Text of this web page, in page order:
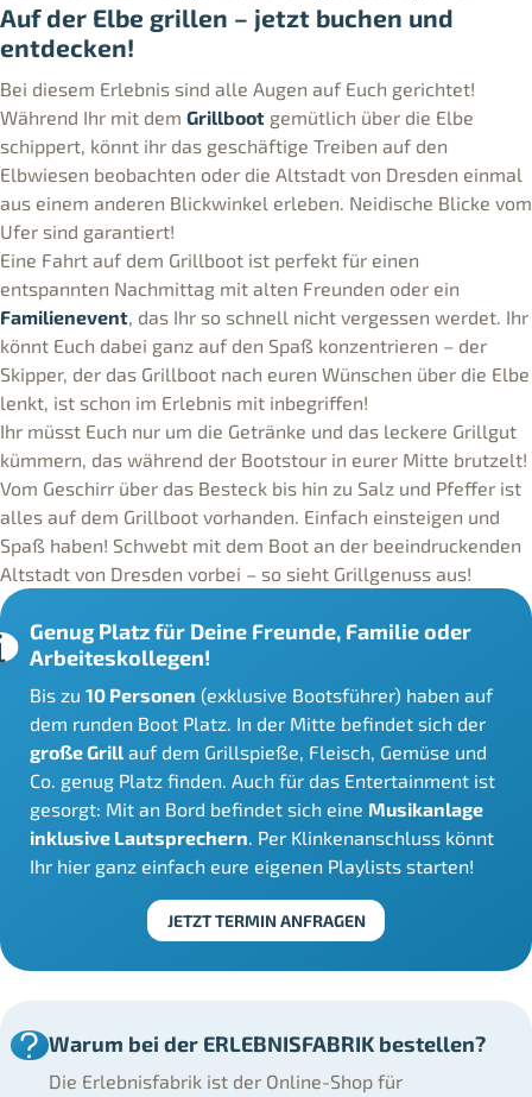
Auf der Elbe grillen – jetzt buchen und
entdecken!
Bei diesem Erlebnis sind alle Augen auf Euch gerichtet!
Während Ihr mit dem Grillboot gemütlich über die Elbe
schippert, könnt ihr das geschäftige Treiben auf den
Elbwiesen beobachten oder die Altstadt von Dresden einmal
aus einem anderen Blickwinkel erleben. Neidische Blicke vom
Ufer sind garantiert!
Eine Fahrt auf dem Grillboot ist perfekt für einen
entspannten Nachmittag mit alten Freunden oder ein
Familienevent , das Ihr so schnell nicht vergessen werdet. Ihr
könnt Euch dabei ganz auf den Spaß konzentrieren – der
Skipper, der das Grillboot nach euren Wünschen über die Elbe
lenkt, ist schon im Erlebnis mit inbegriffen!
Ihr müsst Euch nur um die Getränke und das leckere Grillgut
kümmern, das während der Bootstour in eurer Mitte brutzelt!
Vom Geschirr über das Besteck bis hin zu Salz und Pfeffer ist
alles auf dem Grillboot vorhanden. Einfach einsteigen und
Spaß haben! Schwebt mit dem Boot an der beeindruckenden
Altstadt von Dresden vorbei – so sieht Grillgenuss aus!
Genug Platz für Deine Freunde, Familie oder
Arbeiteskollegen!
Bis zu10 Personen (exklusive Bootsführer) haben auf
dem runden Boot Platz. In der Mitte befindet sich der
große Grill auf dem Grillspieße, Fleisch, Gemüse und
Co. genug Platz finden. Auch für das Entertainment ist
gesorgt: Mit an Bord befindet sich eine Musikanlage
inklusive Lautsprechern. Per Klinkenanschluss könnt
Ihr hier ganz einfach eure eigenen Playlists starten!
JETZT TERMIN ANFRAGEN
Warum bei der ERLEBNISFABRIK bestellen?
Die Erlebnisfabrik ist der Online-Shop für